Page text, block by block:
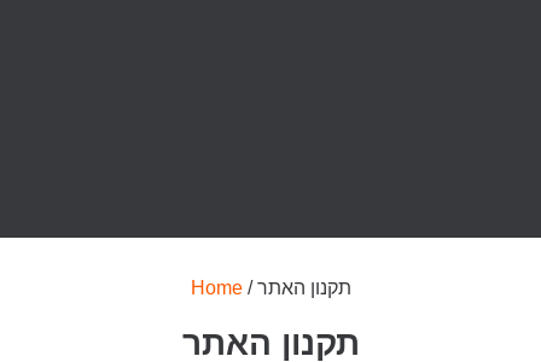
Home / תקנון האתר
תקנון האתר